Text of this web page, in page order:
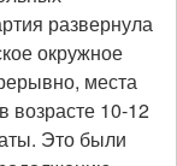
развернула
окружное
места
возрасте 10-12
Это были